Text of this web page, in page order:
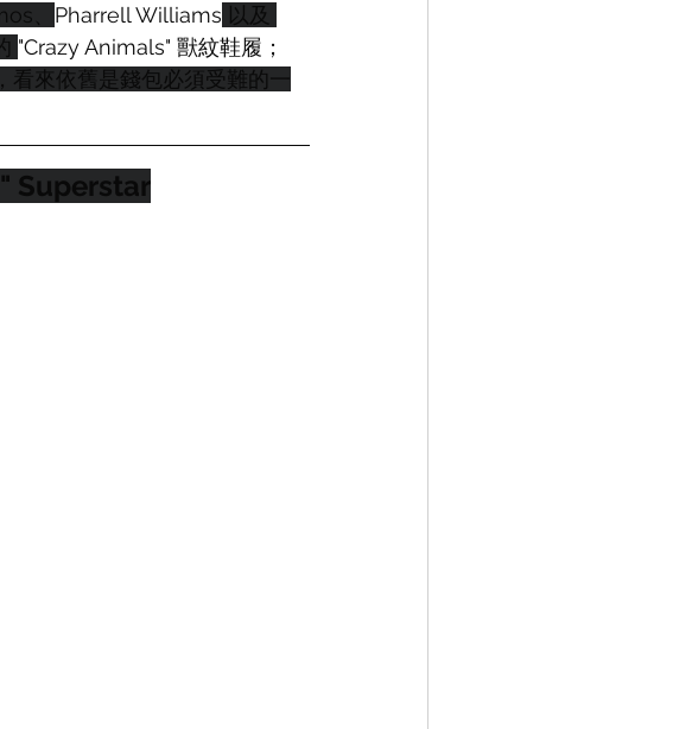
、 Pharrell Williams 以及
"Crazy Animals" 獸紋鞋履；
來依舊是錢包必須受難的一
Superstar